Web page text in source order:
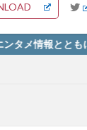
もに最高の一杯を